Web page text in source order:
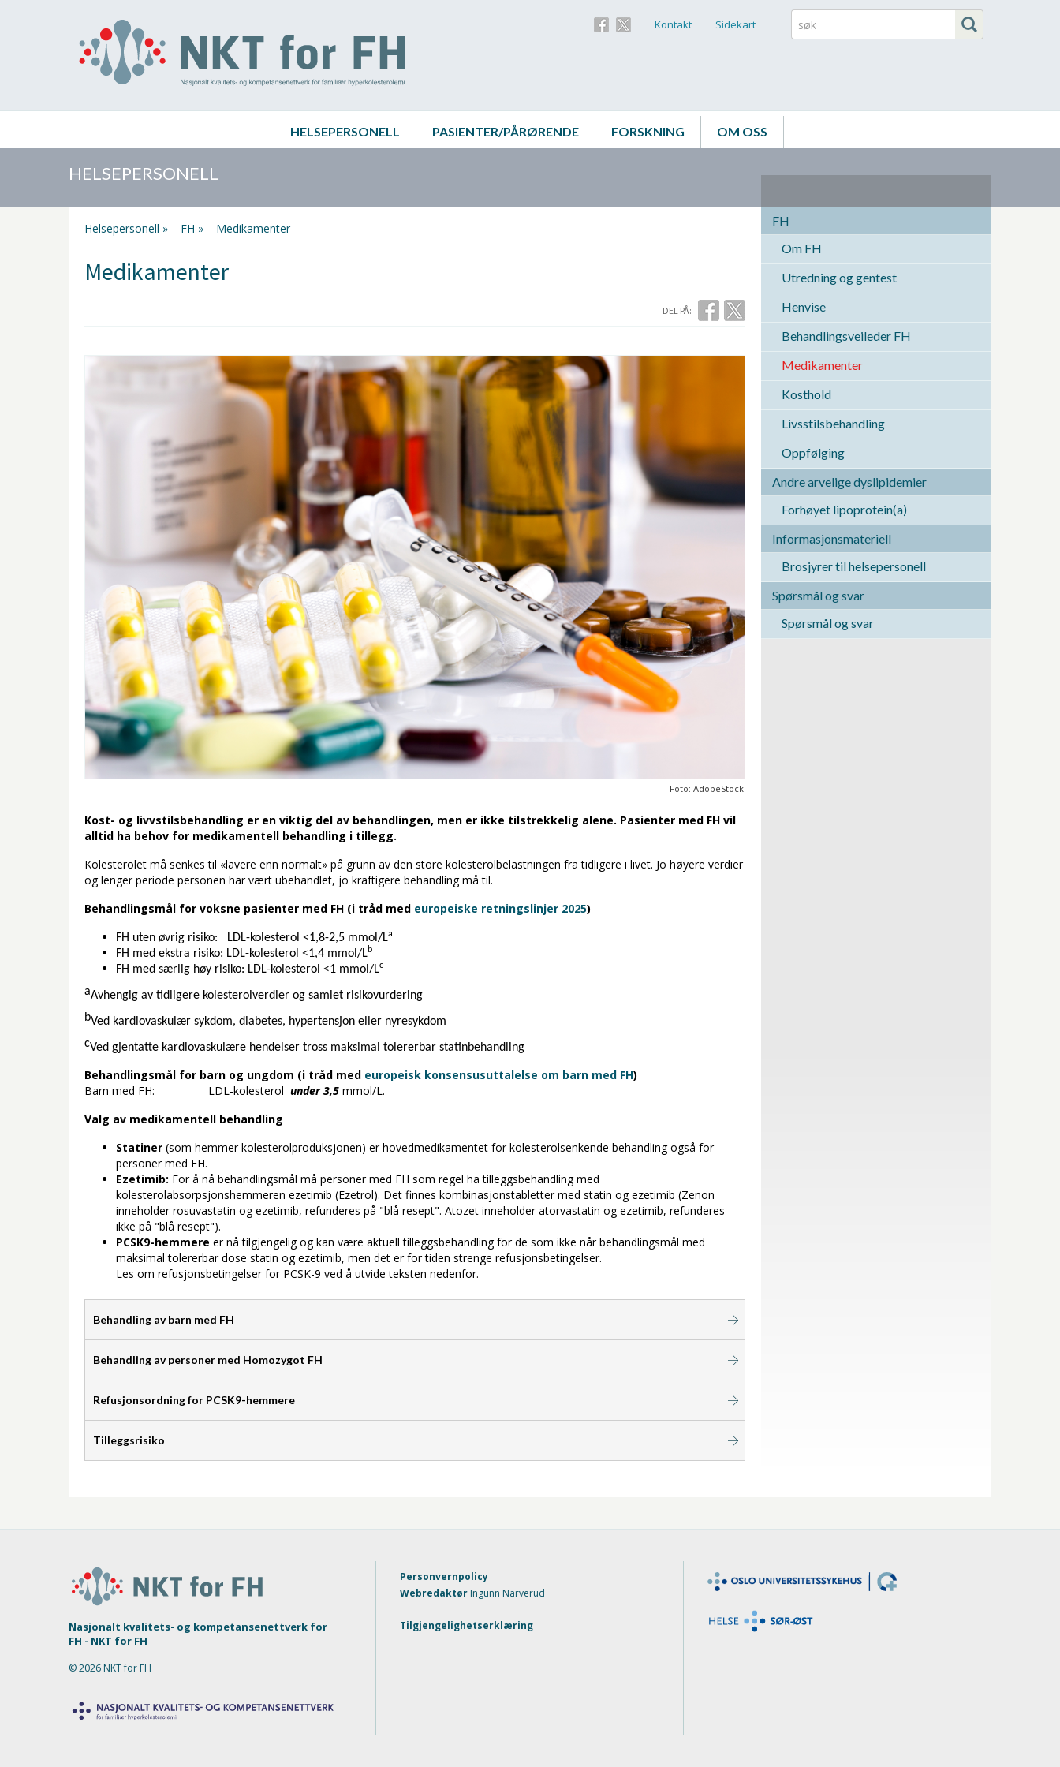
Kontakt Sidekart
HELSEPERSONELL PASIENTER/PÅRØRENDE FORSKNING OM OSS
HELSEPERSONELL
FH
Om FH
Utredning og gentest
Henvise
Behandlingsveileder FH
Medikamenter
Kosthold
Livsstilsbehandling
Oppfølging
Andre arvelige dyslipidemier
Forhøyet lipoprotein(a)
Informasjonsmateriell
Brosjyrer til helsepersonell
Spørsmål og svar
Spørsmål og svar
Helsepersonell » FH » Medikamenter
Medikamenter
DEL PÅ:
Foto: AdobeStock
Kost- og livvstilsbehandling er en viktig del av behandlingen, men er ikke tilstrekkelig alene. Pasienter med FH vil
alltid ha behov for medikamentell behandling i tillegg.
Kolesterolet må senkes til «lavere enn normalt» på grunn av den store kolesterolbelastningen fra tidligere i livet. Jo høyere verdier
og lenger periode personen har vært ubehandlet, jo kraftigere behandling må til.
Behandlingsmål for voksne pasienter med FH (i tråd med europeiske retningslinjer 2025)
FH uten øvrig risiko: LDL-kolesterol <1,8-2,5 mmol/La
FH med ekstra risiko: LDL-kolesterol <1,4 mmol/Lb
FH med særlig høy risiko: LDL-kolesterol <1 mmol/Lc
aAvhengig av tidligere kolesterolverdier og samlet risikovurdering
bVed kardiovaskulær sykdom, diabetes, hypertensjon eller nyresykdom
cVed gjentatte kardiovaskulære hendelser tross maksimal tolererbar statinbehandling
Behandlingsmål for barn og ungdom (i tråd med europeisk konsensusuttalelse om barn med FH)
Barn med FH: LDL-kolesterol under 3,5 mmol/L.
Valg av medikamentell behandling
Statiner (som hemmer kolesterolproduksjonen) er hovedmedikamentet for kolesterolsenkende behandling også for
personer med FH.
Ezetimib: For å nå behandlingsmål må personer med FH som regel ha tilleggsbehandling med
kolesterolabsorpsjonshemmeren ezetimib (Ezetrol). Det finnes kombinasjonstabletter med statin og ezetimib (Zenon
inneholder rosuvastatin og ezetimib, refunderes på "blå resept". Atozet inneholder atorvastatin og ezetimib, refunderes
ikke på "blå resept").
PCSK9-hemmere er nå tilgjengelig og kan være aktuell tilleggsbehandling for de som ikke når behandlingsmål med
maksimal tolererbar dose statin og ezetimib, men det er for tiden strenge refusjonsbetingelser.
Les om refusjonsbetingelser for PCSK-9 ved å utvide teksten nedenfor.
Behandling av barn med FH
Behandling av personer med Homozygot FH
Refusjonsordning for PCSK9-hemmere
Tilleggsrisiko
Nasjonalt kvalitets- og kompetansenettverk for
FH - NKT for FH
© 2026 NKT for FH
Personvernpolicy
Webredaktør Ingunn Narverud
Tilgjengelighetserklæring